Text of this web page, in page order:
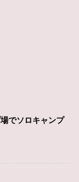
でソロキャンプ